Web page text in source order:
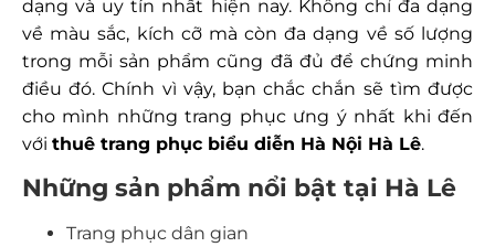
dạng và uy tín nhất hiện nay. Không chỉ đa dạng
về màu sắc, kích cỡ mà còn đa dạng về số lượng
trong mỗi sản phẩm cũng đã đủ để chứng minh
điều đó. Chính vì vậy, bạn chắc chắn sẽ tìm được
cho mình những trang phục ưng ý nhất khi đến
với thuê trang phục biểu diễn Hà Nội Hà Lê.
Những sản phẩm nổi bật tại Hà Lê
Trang phục dân gian